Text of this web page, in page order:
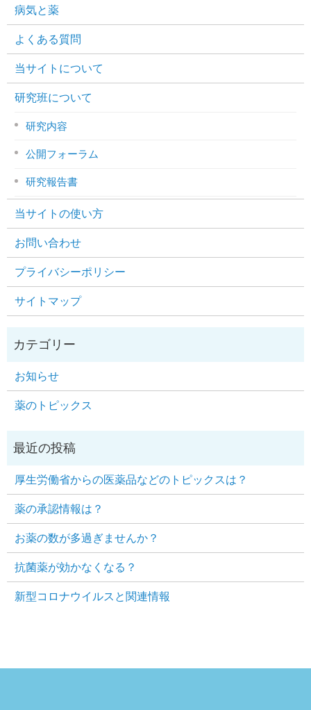
病気と薬
よくある質問
当サイトについて
研究班について
研究内容
公開フォーラム
研究報告書
当サイトの使い方
お問い合わせ
プライバシーポリシー
サイトマップ
お知らせ
薬のトピックス
厚生労働省からの医薬品などのトピックスは？
薬の承認情報は？
お薬の数が多過ぎませんか？
抗菌薬が効かなくなる？
新型コロナウイルスと関連情報